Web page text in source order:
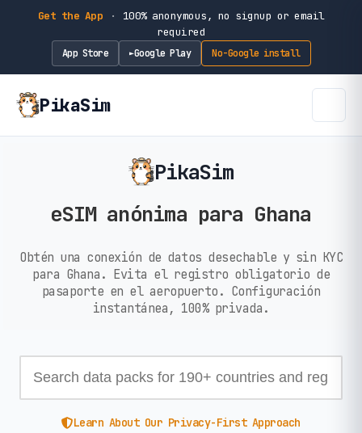
Get the App ·
100% anonymous, no signup or email
required
App Store ►Google Play No-Google install
PikaSim
PikaSim
eSIM anónima para Ghana
Obtén una conexión de datos desechable y sin KYC
para Ghana. Evita el registro obligatorio de
pasaporte en el aeropuerto. Configuración
instantánea, 100% privada.
Learn About Our Privacy-First Approach